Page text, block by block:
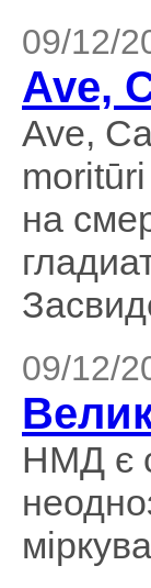
09/12/
Ave,
Ave,
на
09/12/
НМД є